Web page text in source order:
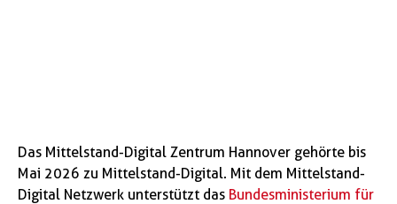
Das Mittelstand-Digital Zentrum Hannover gehörte bis
Mai 2026 zu Mittelstand-Digital. Mit dem Mittelstand-
Digital Netzwerk unterstützt das Bundesministerium für